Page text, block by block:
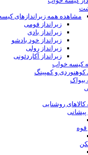
مشاهده همه زیراندازهای
زیرانداز فومی
زیرانداز بادی
زیرانداز خود بادشو
زیرانداز رولی
زیرانداز آکاردئونی
کیسه خواب
کوهنوردی و کمپینگ
بیواک
روشنایی
قوه